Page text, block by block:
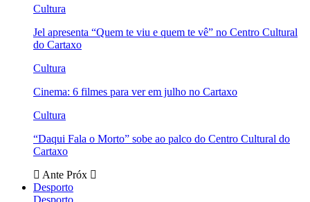
Cultura
Jel apresenta “Quem te viu e quem te vê” no Centro Cultural
do Cartaxo
Cultura
Cinema: 6 filmes para ver em julho no Cartaxo
Cultura
“Daqui Fala o Morto” sobe ao palco do Centro Cultural do
Cartaxo
Ante Próx
Desporto
Desporto